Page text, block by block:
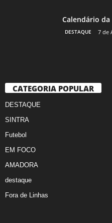
Calendário da
DESTAQUE 7 de
CATEGORIA POPULAR
DESTAQUE
SINTRA
Futebol
EM FOCO
AMADORA
destaque
Fora de Linhas